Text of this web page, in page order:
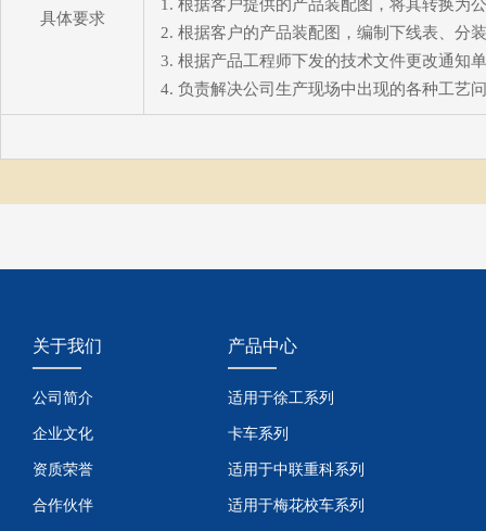
具体要求
1. 根据客户提供的产品装配图，将其转换为
2. 根据客户的产品装配图，编制下线表、分
3. 根据产品工程师下发的技术文件更改通知
4. 负责解决公司生产现场中出现的各种工艺
关于我们
公司简介
企业文化
资质荣誉
合作伙伴
产品中心
适用于徐工系列
卡车系列
适用于中联重科系列
适用于梅花校车系列